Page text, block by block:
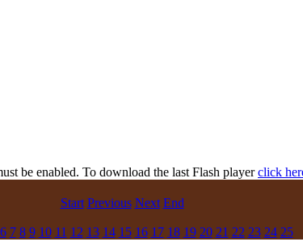
be enabled. To download the last Flash playerclick
Start Previous Next End
6 7 8 9 10 11 12 13 14 15 16 17 18 19 20 21 22 23 24 25